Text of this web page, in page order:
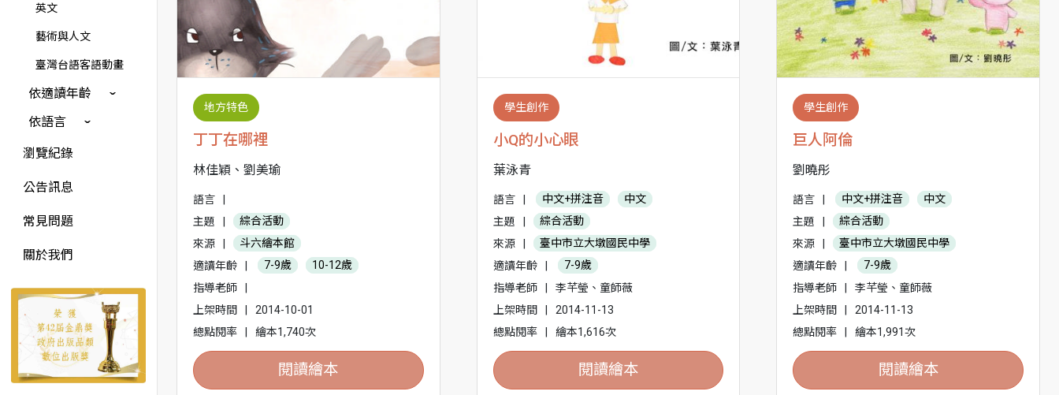
英文
藝術與人文
臺灣台語客語動畫
依適讀年齡
依語言
瀏覽紀錄
公告訊息
常見問題
關於我們
地方特色
丁丁在哪裡
林佳穎、劉美瑜
語言
主題
綜合活動
來源
斗六繪本館
適讀年齡
7-9歲
10-12歲
指導老師
上架時間
2014-10-01
總點閱率
繪本1,740次
閱讀繪本
學生創作
小Q的小心眼
葉泳青
語言 中文+拼注音
中文
主題
綜合活動
來源
臺中市立大墩國民中學
適讀年齡
7-9歲
指導老師
李芊瑩、童師薇
上架時間
2014-11-13
總點閱率
繪本1,616次
閱讀繪本
學生創作
巨人阿倫
劉曉彤
語言 中文+拼注音
中文
主題
綜合活動
來源
臺中市立大墩國民中學
適讀年齡
7-9歲
指導老師
李芊瑩、童師薇
上架時間
2014-11-13
總點閱率
繪本1,991次
閱讀繪本